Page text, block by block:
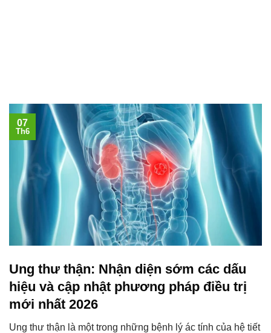
07
Th6
Ung thư thận: Nhận diện sớm các dấu
hiệu và cập nhật phương pháp điều trị
mới nhất 2026
Ung thư thận là một trong những bệnh lý ác tính của hệ tiết